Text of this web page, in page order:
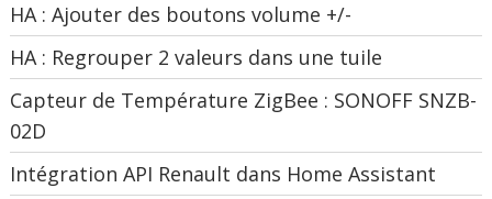
HA : Ajouter des boutons volume +/-
HA : Regrouper 2 valeurs dans une tuile
Capteur de Température ZigBee : SONOFF SNZB-
02D
Intégration API Renault dans Home Assistant